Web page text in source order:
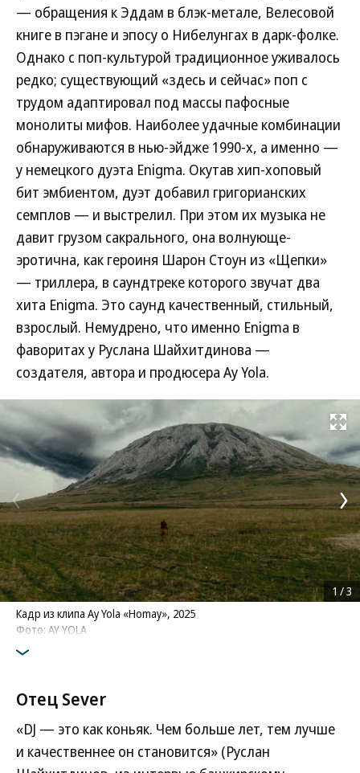
— обращения к Эддам в блэк-метале, Велесовой
книге в пэгане и эпосу о Нибелунгах в дарк-фолке.
Однако с поп-культурой традиционное уживалось
редко; существующий «здесь и сейчас» поп с
трудом адаптировал под массы пафосные
монолиты мифов. Наиболее удачные комбинации
обнаруживаются в нью-эйдже 1990-х, а именно —
у немецкого дуэта Enigma. Окутав хип-хоповый
бит эмбиентом, дуэт добавил григорианских
семплов — и выстрелил. При этом их музыка не
давит грузом сакрального, она волнующе-
эротична, как героиня Шарон Стоун из «Щепки»
— триллера, в саундтреке которого звучат два
хита Enigma. Это саунд качественный, стильный,
взрослый. Немудрено, что именно Enigma в
фаворитах у Руслана Шайхитдинова —
создателя, автора и продюсера Ay Yola.
Развернуть
Кадр из клипа Ay Yola «Homay», 2025
Фото: AY YOLA
1 /3
Отец Sever
«DJ — это как коньяк. Чем больше лет, тем лучше
и качественнее он становится» (Руслан